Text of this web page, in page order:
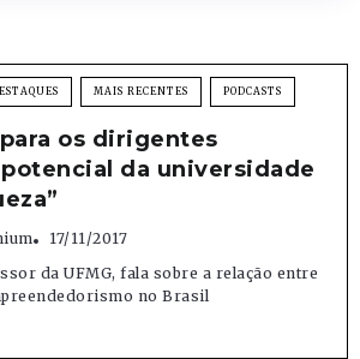
MAIS RECENTES PODCASTS
os dirigentes
da universidade
17/11/2017
da UFMG, fala sobre a relação entre
no Brasil